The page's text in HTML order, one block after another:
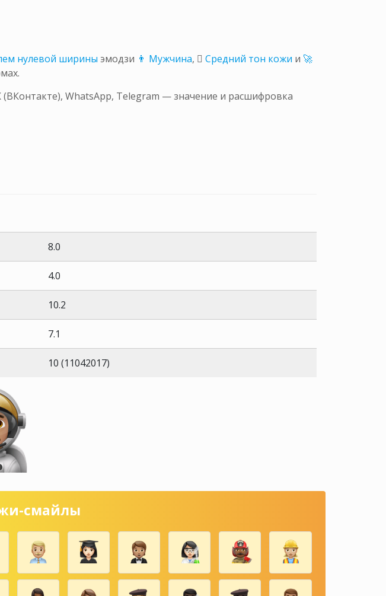
нулевой ширины эмодзи 👨 Мужчина, 🏽 Средний тон кожи и 🚀
WhatsApp, Telegram — значение и расшифровка
8.0
4.0
10.2
7.1
10 (11042017)
смайлы